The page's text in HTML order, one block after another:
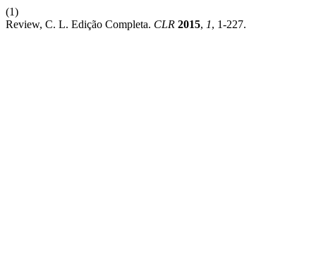
(1)
Review, C. L. Edição Completa. CLR 2015, 1, 1-227.